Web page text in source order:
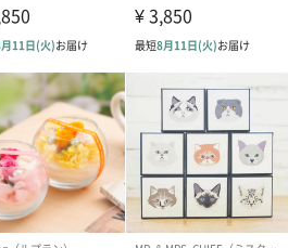
テディベア（バニラ）
（1,760円）
テディベア（
ル）（1,760円